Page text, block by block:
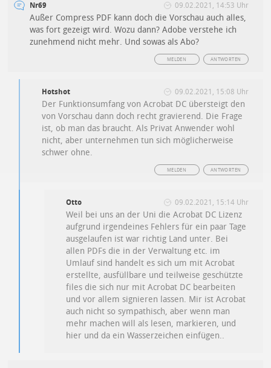
Nr69 09.02.2021, 14:53 Uhr
Außer Compress PDF kann doch die Vorschau auch alles,
was fort gezeigt wird. Wozu dann? Adobe verstehe ich
zunehmend nicht mehr. Und sowas als Abo?
ANTWORTEN
MELDEN
Hotshot 09.02.2021, 15:08 Uhr
Der Funktionsumfang von Acrobat DC übersteigt den
von Vorschau dann doch recht gravierend. Die Frage
ist, ob man das braucht. Als Privat Anwender wohl
nicht, aber unternehmen tun sich möglicherweise
schwer ohne.
ANTWORTEN
MELDEN
Otto 09.02.2021, 15:14 Uhr
Weil bei uns an der Uni die Acrobat DC Lizenz
aufgrund irgendeines Fehlers für ein paar Tage
ausgelaufen ist war richtig Land unter. Bei
allen PDFs die in der Verwaltung etc. im
Umlauf sind handelt es sich um mit Acrobat
erstellte, ausfüllbare und teilweise geschützte
files die sich nur mit Acrobat DC bearbeiten
und vor allem signieren lassen. Mir ist Acrobat
auch nicht so sympathisch, aber wenn man
mehr machen will als lesen, markieren, und
hier und da ein Wasserzeichen einfügen..